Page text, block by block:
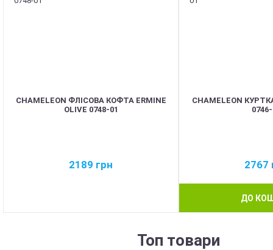
CHAMELEON ФЛІСОВА КОФТА ERMINE
OLIVE 0748-01
2189 грн
CHAMELEON
2767
ДО
Топ товари